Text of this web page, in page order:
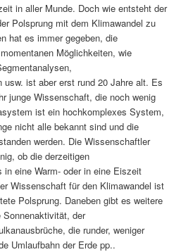
in aller Munde. Doch wie entsteht der
Polsprung mit dem Klimawandel zu
hat es immer gegeben, die
Möglichkeiten, wie
usw. ist aber erst rund 20 Jahre alt. Es
junge Wissenschaft, die noch wenig
ist ein hochkomplexes System,
nicht alle bekannt sind und die
werden. Die Wissenschaftler
ob die derzeitigen
in eine Warm- oder in eine Eiszeit
Wissenschaft für den Klimawandel ist
Polsprung. Daneben gibt es weitere
Sonnenaktivität, der
die runder, weniger
Umlaufbahn der Erde pp..